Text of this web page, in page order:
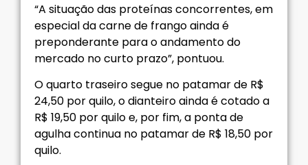
“A situação das proteínas concorrentes, em
especial da carne de frango ainda é
preponderante para o andamento do
mercado no curto prazo”, pontuou.
O quarto traseiro segue no patamar de R$
24,50 por quilo, o dianteiro ainda é cotado a
R$ 19,50 por quilo e, por fim, a ponta de
agulha continua no patamar de R$ 18,50 por
quilo.